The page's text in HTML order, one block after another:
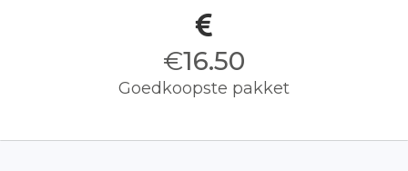
€16.50
Goedkoopste pakket